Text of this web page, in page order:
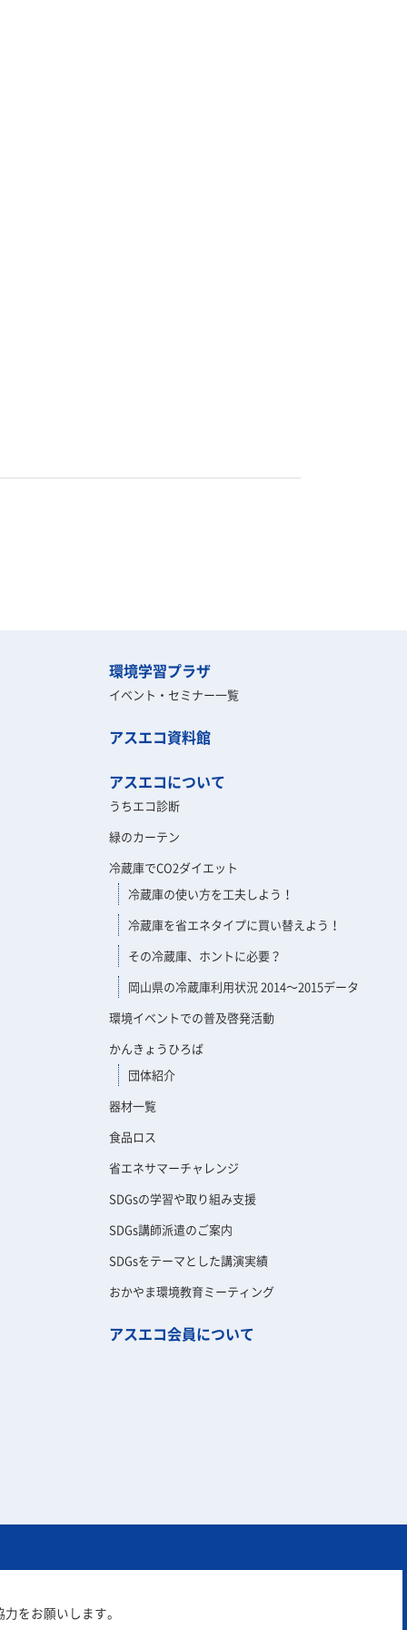
環境学習プラザ
イベント・セミナー一覧
アスエコ資料館
アスエコについて
うちエコ診断
緑のカーテン
冷蔵庫でCO2ダイエット
冷蔵庫の使い方を工夫しよう！
冷蔵庫を省エネタイプに買い替えよう！
その冷蔵庫、ホントに必要？
岡山県の冷蔵庫利用状況 2014～2015データ
環境イベントでの普及啓発活動
かんきょうひろば
団体紹介
器材一覧
食品ロス
省エネサマーチャレンジ
SDGsの学習や取り組み支援
SDGs講師派遣のご案内
SDGsをテーマとした講演実績
おかやま環境教育ミーティング
アスエコ会員について
をお願いします。